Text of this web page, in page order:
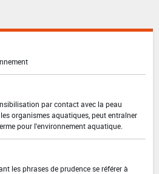
par contact avec la peau
organismes aquatiques, peut entraîner
pour l'environnement aquatique.
les phrases de prudence se référer à